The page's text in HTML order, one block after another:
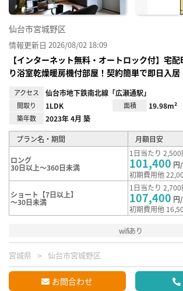
仙台市宮城野区
情報更新日 2026/08/02 18:09
【インターネット無料・オートロック付】宅
り浴室乾燥暖房機付部屋！契約簡単で即日入居
アクセス 仙台市地下鉄南北線「広瀬通駅」
間取り 1LDK 面積 19.98m²
築年数 2023年 4月 築
プラン名・期間 月額目安
ロング
30日以上～360日未満
1日当たり
101,400 円
初期費用他
ショート【7日以上】
～30日未満
1日当たり
107,400 円
初期費用他
wifiあり
宮城県 仙台市宮城野区
お問合わせ